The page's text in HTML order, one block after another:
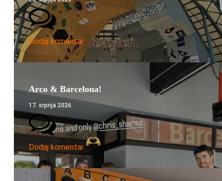
Dodaj komentar
Arco & Barcelona!
17. srpnja 2026.
Dodaj komentar